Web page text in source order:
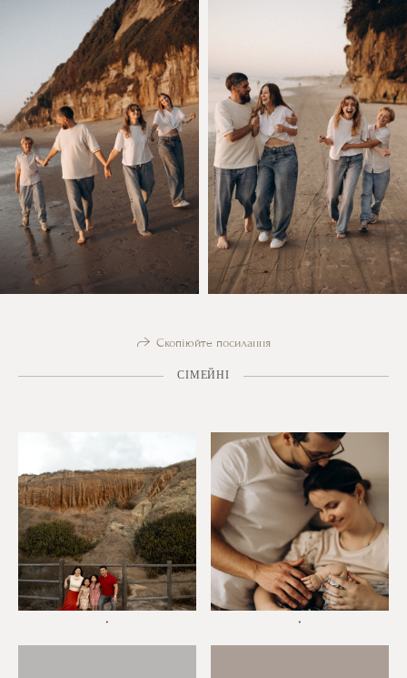
Скопіюйте посилання
СІМЕЙНІ
* *